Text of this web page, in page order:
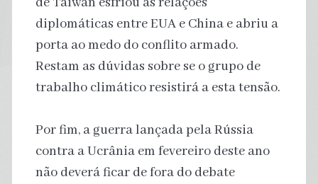
diplomáticas entre EUA e China e abriu a
porta ao medo do conflito armado.
Restam as dúvidas sobre se o grupo de
trabalho climático resistirá a esta tensão.
Por fim, a guerra lançada pela Rússia
contra a Ucrânia em fevereiro deste ano
não deverá ficar de fora do debate